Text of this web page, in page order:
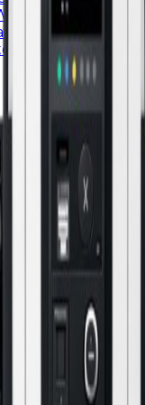
und
Restaurants